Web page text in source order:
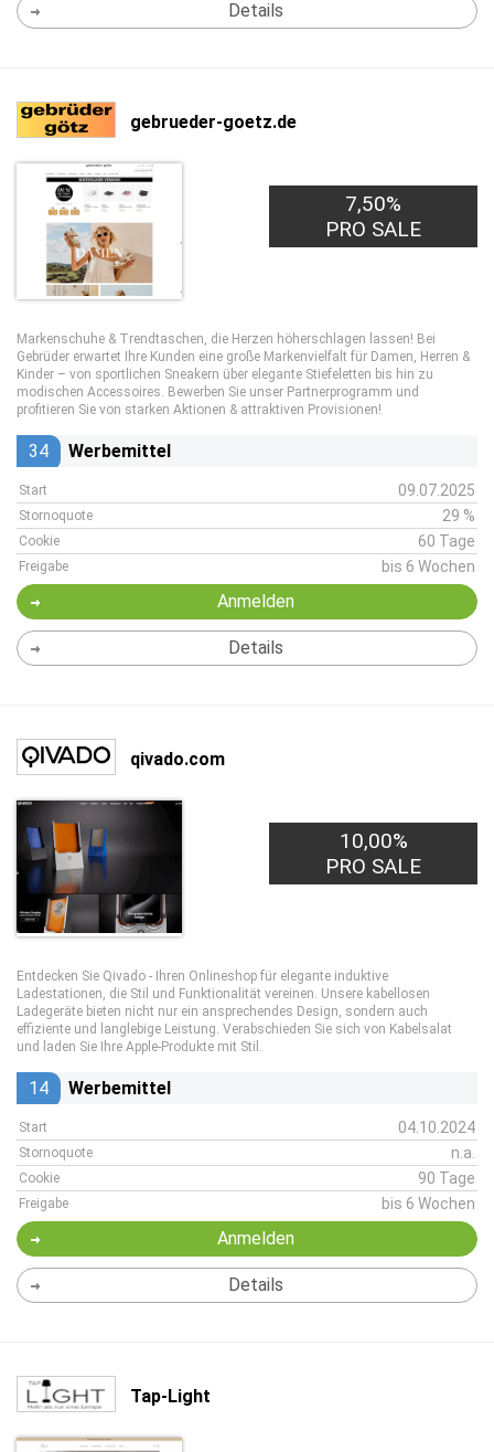
Details
gebrueder-goetz.de
7,50%
PRO SALE
Markenschuhe & Trendtaschen, die Herzen höherschlagen lassen! Bei
Gebrüder erwartet Ihre Kunden eine große Markenvielfalt für Damen, Herren &
Kinder – von sportlichen Sneakern über elegante Stiefeletten bis hin zu
modischen Accessoires. Bewerben Sie unser Partnerprogramm und
profitieren Sie von starken Aktionen & attraktiven Provisionen!
34 Werbemittel
Start 09.07.2025
Stornoquote 29 %
Cookie 60 Tage
Freigabe bis 6 Wochen
Anmelden
Details
qivado.com
10,00%
PRO SALE
Entdecken Sie Qivado - Ihren Onlineshop für elegante induktive
Ladestationen, die Stil und Funktionalität vereinen. Unsere kabellosen
Ladegeräte bieten nicht nur ein ansprechendes Design, sondern auch
effiziente und langlebige Leistung. Verabschieden Sie sich von Kabelsalat
und laden Sie Ihre Apple-Produkte mit Stil.
14 Werbemittel
Start 04.10.2024
Stornoquote n.a.
Cookie 90 Tage
Freigabe bis 6 Wochen
Anmelden
Details
Tap-Light